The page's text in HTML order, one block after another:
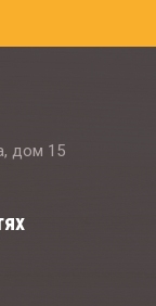
дом 15